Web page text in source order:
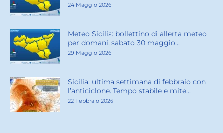
24 Maggio 2026
Meteo Sicilia: bollettino di allerta meteo
per domani, sabato 30 maggio...
29 Maggio 2026
Sicilia: ultima settimana di febbraio con
l’anticiclone. Tempo stabile e mite...
22 Febbraio 2026